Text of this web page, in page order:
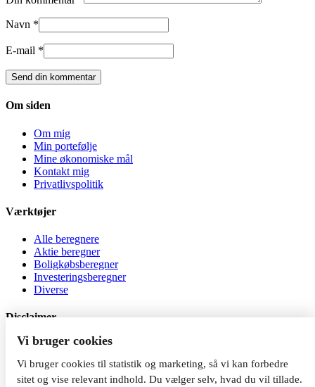
Navn *
E-mail *
Om siden
Om mig
Min portefølje
Mine økonomiske mål
Kontakt mig
Privatlivspolitik
Værktøjer
Alle beregnere
Aktie beregner
Boligkøbsberegner
Investeringsberegner
Diverse
Disclaimer
Al investering er behæftet med risiko. Jeg er ikke
investeringsrådgiver, og indholdet på siden må ikke betragtes som
investeringsrådgivning. Du kan tabe dine penge, når du investerer.
Vi bruger cookies
Vi bruger cookies til statistik og marketing, så vi kan forbedre
sitet og vise relevant indhold. Du vælger selv, hvad du vil tillade.